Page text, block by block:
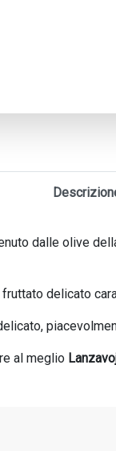
dalle olive
delicato
al meglio